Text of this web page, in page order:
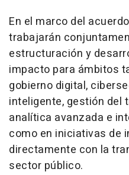
En el marco del
trabajarán
estructuración y
impacto para ámbitos
gobierno digital,
inteligente, gestión del
analítica avanzada e
como en iniciativas de
directamente con la
sector público.